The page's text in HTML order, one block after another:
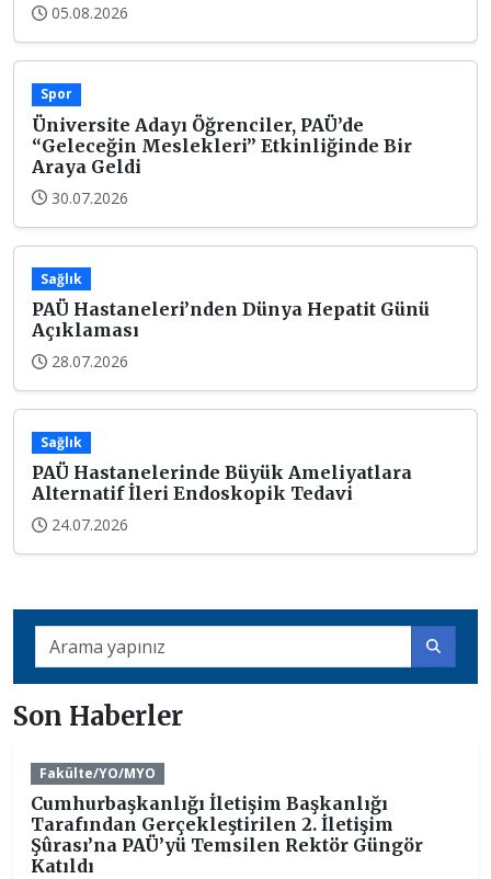
05.08.2026
Spor
Üniversite Adayı Öğrenciler, PAÜ’de
“Geleceğin Meslekleri” Etkinliğinde Bir
Araya Geldi
30.07.2026
Sağlık
PAÜ Hastaneleri’nden Dünya Hepatit Günü
Açıklaması
28.07.2026
Sağlık
PAÜ Hastanelerinde Büyük Ameliyatlara
Alternatif İleri Endoskopik Tedavi
24.07.2026
Son Haberler
Fakülte/YO/MYO
Cumhurbaşkanlığı İletişim Başkanlığı
Tarafından Gerçekleştirilen 2. İletişim
Şûrası’na PAÜ’yü Temsilen Rektör Güngör
Katıldı